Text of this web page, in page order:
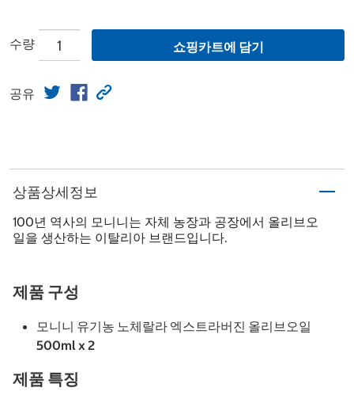
수량 쇼핑카트에 담기
공유
상품상세정보
100년 역사의 모니니는 자체 농장과 공장에서 올리브오
일을 생산하는 이탈리아 브랜드입니다.
제품 구성
모니니 유기농 노체랄라 엑스트라버진 올리브오일
500ml x 2
제품 특징